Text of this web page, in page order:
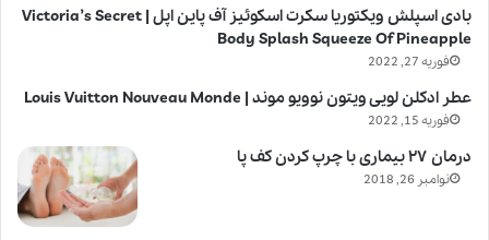
بادی اسپلش ویکتوریا سکرت اسکوئیز آف پاین اپل | Victoria’s Secret
Body Splash Squeeze Of Pineapple
فوریه 27, 2022
عطر ادکلن لویی ویتون نوویو موند | Louis Vuitton Nouveau Monde
فوریه 15, 2022
درمان ۲۷ بیماری با چرپ کردن کف پا
نوامبر 26, 2018